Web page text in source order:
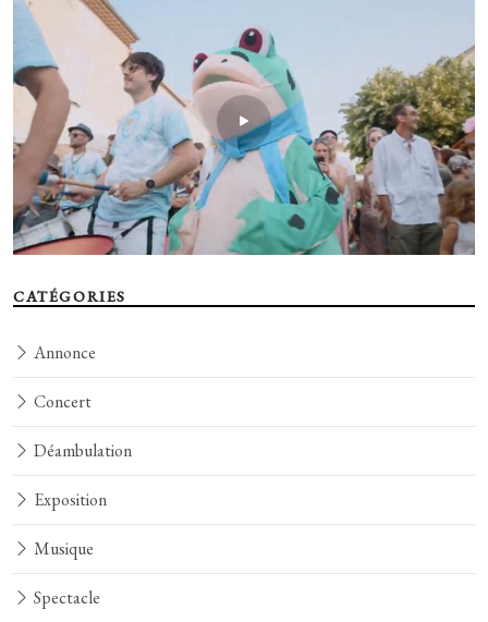
CATÉGORIES
Annonce
Concert
Déambulation
Exposition
Musique
Spectacle